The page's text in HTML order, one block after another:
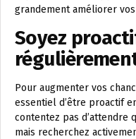
grandement améliorer
Soyez
Pour augmenter vos
essentiel d’être proactif
contentez pas d’attendre
mais recherchez